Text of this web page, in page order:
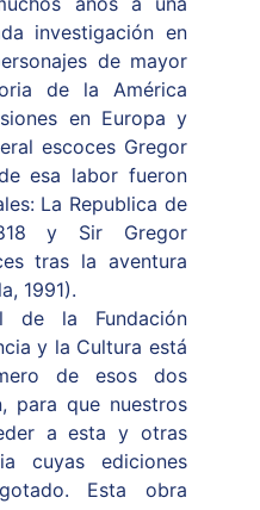
investigación en
de mayor
de la América
en Europa y
escoces Gregor
esa labor fueron
La Republica de
y Sir Gregor
tras la aventura
1991).
de la Fundación
y la Cultura está
de esos dos
para que nuestros
a esta y otras
cuyas ediciones
Esta obra